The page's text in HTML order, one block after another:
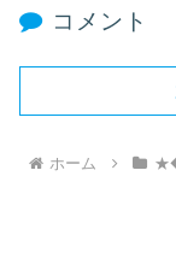
コメント
ホーム